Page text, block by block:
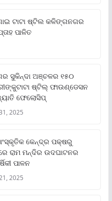
ଟାଟା ଷ୍ଟିଲ କଳିଙ୍ଗନଗର
ପାଳିତ
ସୁକିନ୍ଦା ଅଞ୍ଚଳର ୧୫୦
ଷ୍ଟିଲ୍ ଫାଉଣ୍ଡେସନ
ଫେଲୋସିପ୍‌
2025
କେନ୍ଦ୍ର ପକ୍ଷରୁ
ରାମ ମନ୍ଦିର ଉଦଘାଟନର
ପାଳନ
2025